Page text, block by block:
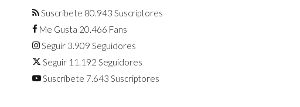
agosto
Suscríbete 80.943 Suscriptores
Me Gusta 20.466 Fans
Seguir 3.909 Seguidores
Seguir 11.192 Seguidores
Suscríbete 7.643 Suscriptores